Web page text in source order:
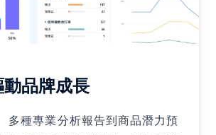
動品牌成長
多種專業分析報告到商品潛力預